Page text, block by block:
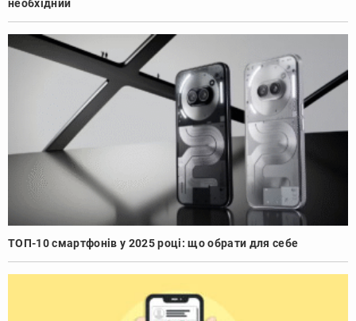
необхідний
ТОП-10 смартфонів у 2025 році: що обрати для себе